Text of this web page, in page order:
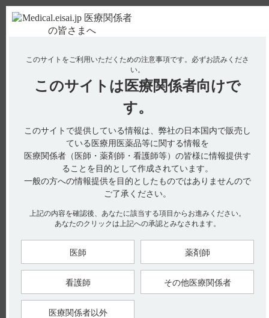
使用期限検索 Drug Information
No : 1882
【タンボコール・錠・細粒】 警告とその設定理
由について教えてください。
【タンボコール・錠・細粒】
警告とその設定理由について教えてください。
電子添文には、警告は設定されていません。
また、インタビューフォームにおきましても設定されていませ
1）タンボコール錠50mg・錠100mg・細粒10％インタビューフ
ォーム 2022年9月改訂（第13版） VIII．安全性（使用上の注意
等）に関する項目 1．警告内容とその理由
【更新年月】
このサイトをご利用いただくための注意事項です。 必ずお読みくださ
い。
このサイトは 医療関係者向けで
す。
このサイトで提供している情報は、弊社の日本国内で販売し
ている医療用医薬品等に関する情報を
医療関係者（医師・薬剤師・看護師等）の皆様に情報提供す
ることを目的として作成されています。
一般の方への情報提供を目的としたものではありませんので
ご了承ください。
上記の内容を確認後、あなたに該当する項目からお進みください。
あなたのクリックは上記への承認とみなされます。
医師 薬剤師
看護師 その他医療関係者
医療関係者以外